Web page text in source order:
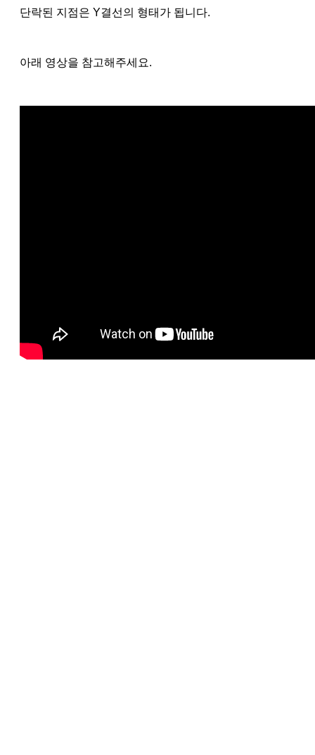
단락된 지점은 Y결선의 형태가 됩니다.
아래 영상을 참고해주세요.